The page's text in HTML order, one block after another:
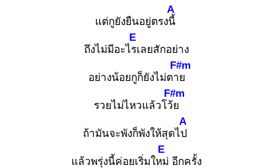
แต่กูยังยืนอยู่ตรงนี้
A
ถึงไม่มีอะไรเ
E
ลยสักอย่าง
อย่างน้อยกูก็ยังไม่ตาย
F#m
รวยไม่ไหวแล้วโว้ย
F#m
ถ้ามันจะพังก็พังให้สุดไป
A
แล้วพรุ่งนี้ค่อยเริ่มใหม่
E
อีกครั้ง